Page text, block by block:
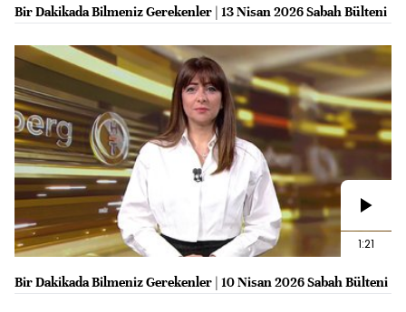
Bir Dakikada Bilmeniz Gerekenler | 13 Nisan 2026 Sabah Bülteni
1:21
Bir Dakikada Bilmeniz Gerekenler | 10 Nisan 2026 Sabah Bülteni